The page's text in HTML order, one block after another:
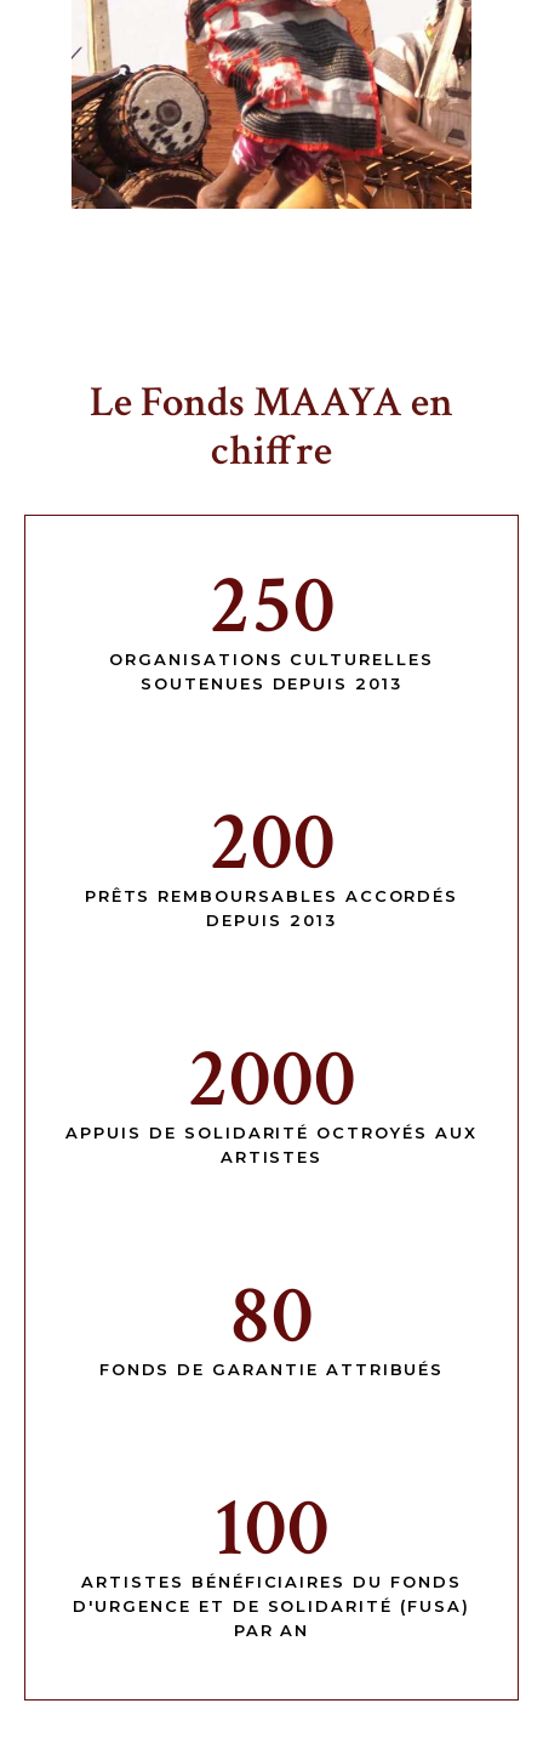
Le Fonds MAAYA en
chiffre
250
ORGANISATIONS CULTURELLES
SOUTENUES DEPUIS 2013
200
PRÊTS REMBOURSABLES ACCORDÉS
DEPUIS 2013
2000
APPUIS DE SOLIDARITÉ OCTROYÉS AUX
ARTISTES
80
FONDS DE GARANTIE ATTRIBUÉS
100
ARTISTES BÉNÉFICIAIRES DU FONDS
D'URGENCE ET DE SOLIDARITÉ (FUSA)
PAR AN